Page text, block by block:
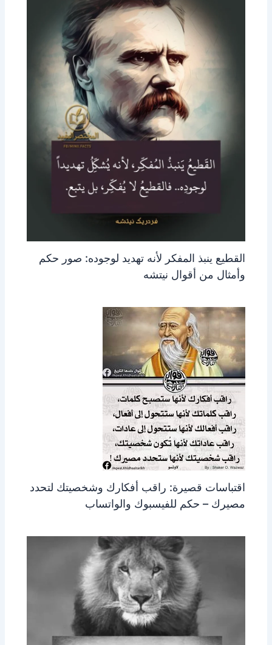
القطيع ينبذ المفكر لأنه تهديد لوجوده: صور حكم
وأمثال من أقوال نيتشه
اقتباسات قصيرة: راقب أفكارك وشخصيتك لتحدد
مصيرك – حكم للفيسبوك والواتساب